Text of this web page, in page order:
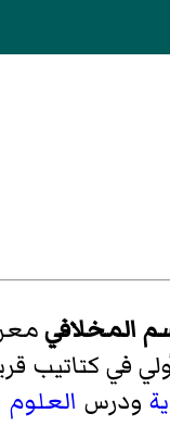
المخلافي
في كتاتيب
ودرس العلوم